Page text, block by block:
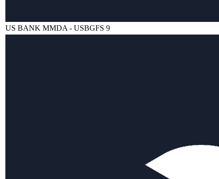
US BANK MMDA - USBGFS 9